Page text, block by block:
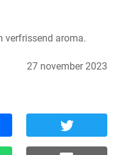
verfrissend aroma.
27 november 2023